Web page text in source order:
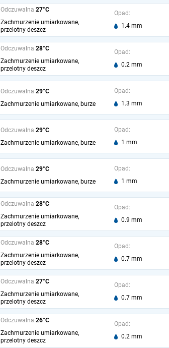
Odczuwalna 27°C
Zachmurzenie umiarkowane,
przelotny deszcz
Opad:
1.4 mm
Odczuwalna 28°C
Zachmurzenie umiarkowane,
przelotny deszcz
Opad:
0.2 mm
Odczuwalna 29°C
Zachmurzenie umiarkowane, burze
Opad:
1.3 mm
Odczuwalna 29°C
Zachmurzenie umiarkowane, burze
Opad:
1 mm
Odczuwalna 29°C
Zachmurzenie umiarkowane, burze
Opad:
1 mm
Odczuwalna 28°C
Zachmurzenie umiarkowane,
przelotny deszcz
Opad:
0.9 mm
Odczuwalna 28°C
Zachmurzenie umiarkowane,
przelotny deszcz
Opad:
0.7 mm
Odczuwalna 27°C
Zachmurzenie umiarkowane,
przelotny deszcz
Opad:
0.7 mm
Odczuwalna 26°C
Zachmurzenie umiarkowane,
przelotny deszcz
Opad:
0.2 mm